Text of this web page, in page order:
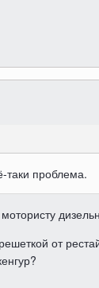
таки проблема.
от